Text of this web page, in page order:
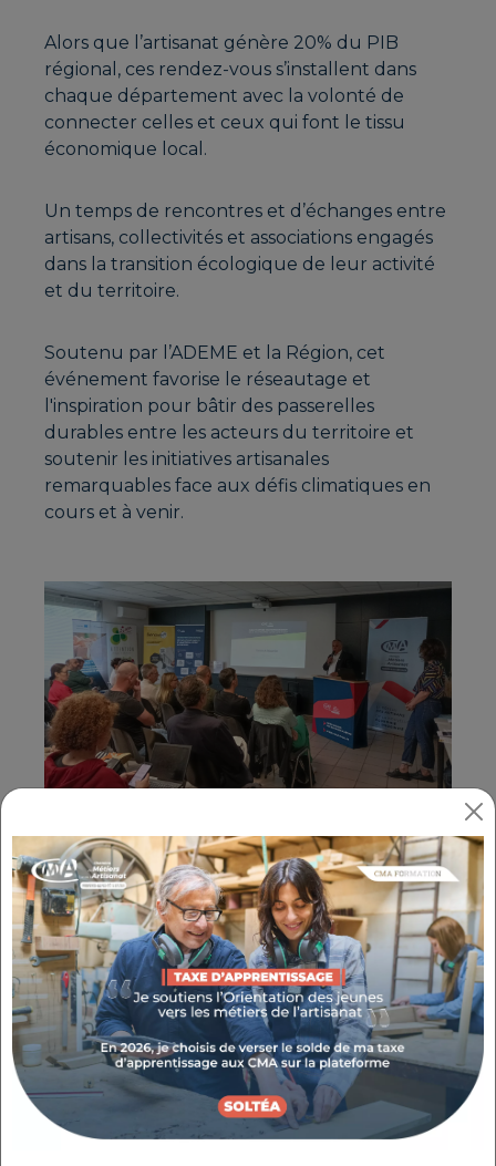
Alors que l’artisanat génère 20% du PIB
régional, ces rendez-vous s’installent dans
chaque département avec la volonté de
connecter celles et ceux qui font le tissu
économique local.
Un temps de rencontres et d’échanges entre
artisans, collectivités et associations engagés
dans la transition écologique de leur activité
et du territoire.
Soutenu par l’ADEME et la Région, cet
événement favorise le réseautage et
l'inspiration pour bâtir des passerelles
durables entre les acteurs du territoire et
soutenir les initiatives artisanales
remarquables face aux défis climatiques en
cours et à venir.
LES ARTISANS ET ACTEURS DU
TERRITOIRE À L'HONNEUR
Pour cette première édition dans le Var, trois
artisan.e.s, une collectivité et une entreprise
partenaire ont été invités à présenter leurs
actions en matière de transition écologique.
Simon Chevillot, cofondateur de
Bière de la Rade, une micro-brasserie